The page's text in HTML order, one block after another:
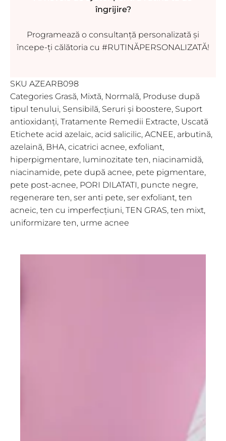
îngrijire?
Programează o consultanță personalizată și
începe-ți călătoria cu #RUTINĂPERSONALIZATĂ!
SKU AZEARB098
Categories Grasă, Mixtă, Normală, Produse după
tipul tenului, Sensibilă, Seruri și boostere, Suport
antioxidanți, Tratamente Remedii Extracte, Uscată
Etichete acid azelaic, acid salicilic, ACNEE, arbutină,
azelaină, BHA, cicatrici acnee, exfoliant,
hiperpigmentare, luminozitate ten, niacinamidă,
niacinamide, pete după acnee, pete pigmentare,
pete post-acnee, PORI DILATATI, puncte negre,
regenerare ten, ser anti pete, ser exfoliant, ten
acneic, ten cu imperfecțiuni, TEN GRAS, ten mixt,
uniformizare ten, urme acnee